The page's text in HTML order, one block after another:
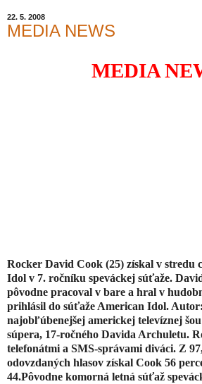
22. 5. 2008
MEDIA NEWS
MEDIA
Rocker David Cook (25) získal v stredu
Idol v 7. ročníku speváckej súťaže.
pôvodne pracoval v bare a hral v
prihlásil do súťaže American Idol.
najobľúbenejšej americkej televíznej
súpera, 17-ročného Davida Archuletu.
telefonátmi a SMS-správami diváci. Z
odovzdaných hlasov získal Cook 56
44.Pôvodne komorná letná súťaž